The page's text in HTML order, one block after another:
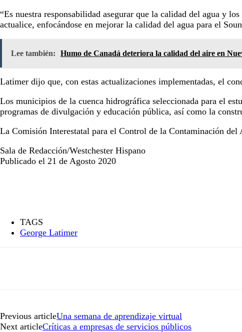
“Es nuestra responsabilidad asegurar que la calidad del agua y
actualice, enfocándose en mejorar la calidad del agua para el
Lee también: Humo de Canadá deteriora la calidad del aire en
Latimer dijo que, con estas actualizaciones implementadas, el
Los municipios de la cuenca hidrográfica seleccionada para el
programas de divulgación y educación pública, así como la
La Comisión Interestatal para el Control de la Contaminación del
Sala de Redacción/Westchester Hispano
Publicado el 21 de Agosto 2020
TAGS
George Latimer
Previous articleUna semana de aprendizaje virtual
Next articleCríticas a empresas de servicios públicos